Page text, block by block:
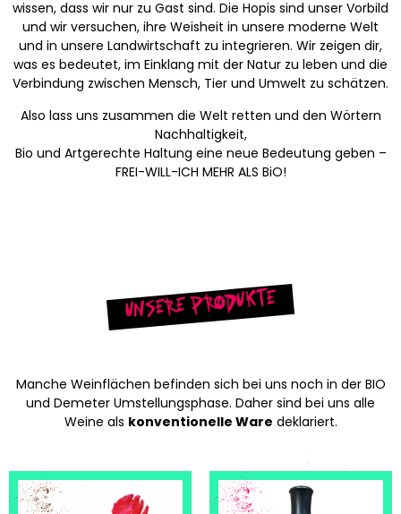
wissen, dass wir nur zu Gast sind. Die Hopis sind unser Vorbild
und wir versuchen, ihre Weisheit in unsere moderne Welt
und in unsere Landwirtschaft zu integrieren. Wir zeigen dir,
was es bedeutet, im Einklang mit der Natur zu leben und die
Verbindung zwischen Mensch, Tier und Umwelt zu schätzen.
Also lass uns zusammen die Welt retten und den Wörtern
Nachhaltigkeit,
Bio und Artgerechte Haltung eine neue Bedeutung geben –
FREI-WILL-ICH MEHR ALS BiO!
Unsere Produkte
Manche Weinflächen befinden sich bei uns noch in der BIO
und Demeter Umstellungsphase. Daher sind bei uns alle
Weine als konventionelle Ware deklariert.